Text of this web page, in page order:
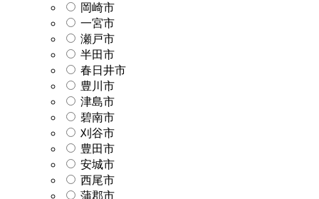
岡崎市
一宮市
瀬戸市
半田市
春日井市
豊川市
津島市
碧南市
刈谷市
豊田市
安城市
西尾市
蒲郡市